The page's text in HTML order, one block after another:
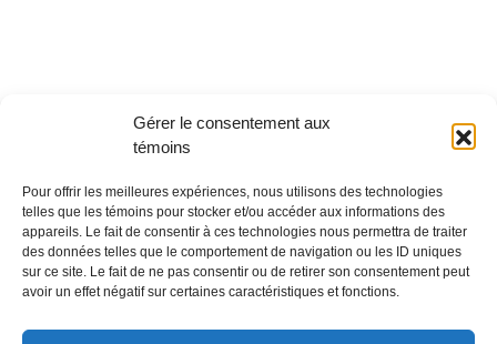
Gérer le consentement aux
témoins
Pour offrir les meilleures expériences, nous utilisons des technologies
telles que les témoins pour stocker et/ou accéder aux informations des
appareils. Le fait de consentir à ces technologies nous permettra de traiter
des données telles que le comportement de navigation ou les ID uniques
sur ce site. Le fait de ne pas consentir ou de retirer son consentement peut
avoir un effet négatif sur certaines caractéristiques et fonctions.